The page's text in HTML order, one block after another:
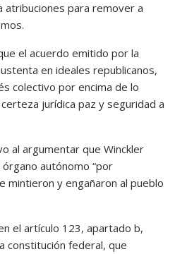
atribuciones para remover a
el acuerdo emitido por la
en ideales republicanos,
colectivo por encima de lo
jurídica paz y seguridad a
al argumentar que Winckler
autónomo “por
mintieron y engañaron al pueblo
el artículo 123, apartado b,
constitución federal, que